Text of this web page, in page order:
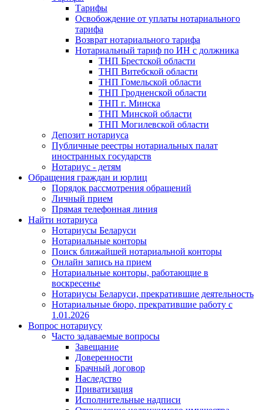
Тарифы
Освобождение от уплаты нотариального
тарифа
Возврат нотариального тарифа
Нотариальный тариф по ИН с должника
ТНП Брестской области
ТНП Витебской области
ТНП Гомельской области
ТНП Гродненской области
ТНП г. Минска
ТНП Минской области
ТНП Могилевской области
Депозит нотариуса
Публичные реестры нотариальных палат
иностранных государств
Нотариус - детям
Обращения граждан и юрлиц
Порядок рассмотрения обращений
Личный прием
Прямая телефонная линия
Найти нотариуса
Нотариусы Беларуси
Нотариальные конторы
Поиск ближайшей нотариальной конторы
Онлайн запись на прием
Нотариальные конторы, работающие в
воскресенье
Нотариусы Беларуси, прекратившие деятельность
Нотариальные бюро, прекратившие работу с
1.01.2026
Вопрос нотариусу
Часто задаваемые вопросы
Завещание
Доверенности
Брачный договор
Наследство
Приватизация
Исполнительные надписи